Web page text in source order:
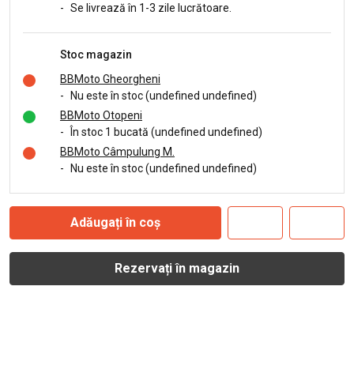
- Se livrează în 1-3 zile lucrătoare.
Stoc magazin
BBMoto Gheorgheni
-
Nu este în stoc (undefined undefined)
BBMoto Otopeni
-
În stoc 1 bucată (undefined undefined)
BBMoto Câmpulung M.
-
Nu este în stoc (undefined undefined)
Adăugați în coș
Rezervați în magazin